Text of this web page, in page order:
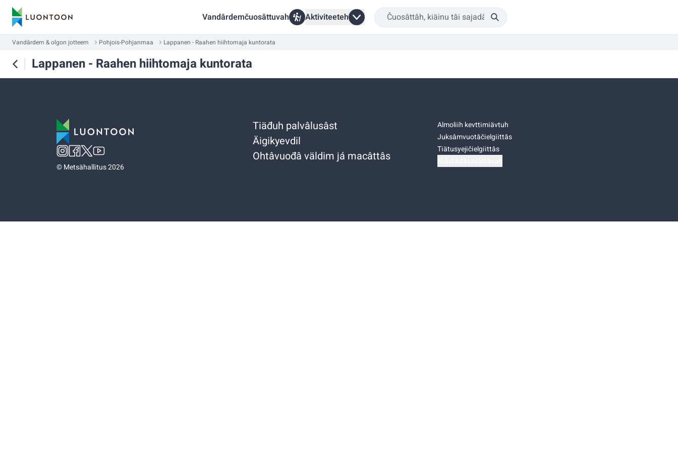
Vandârdemčuosâttuvah Aktiviteeteh
Vandârdem & olgon jotteem Pohjois-Pohjanmaa Lappanen - Raahen hiihtomaja kuntorata
Lappanen - Raahen hiihtomaja kuntorata
©Metsähallitus 2026
Tiäđuh palvâlusâst
Äigikyevdil
Ohtâvuođâ väldim já macâttâs
Almoliih kevttimiävtuh
Juksâmvuotâčielgiittâs
Tiätusyejičielgiittâs